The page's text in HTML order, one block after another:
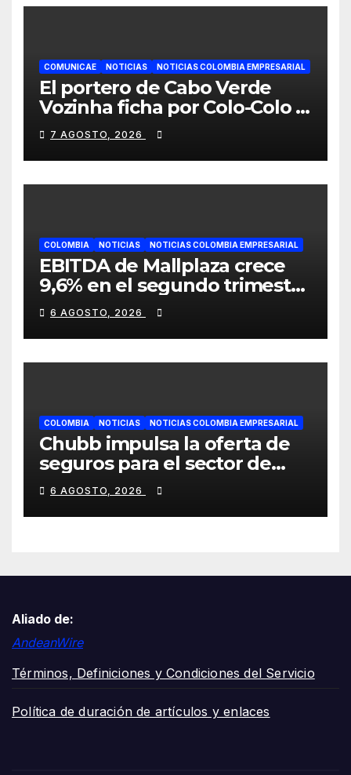
COMUNICAE NOTICIAS NOTICIAS COLOMBIA EMPRESARIAL
El portero de Cabo Verde
Vozinha ficha por Colo-Colo y
JETOUR respalda su nueva
etapa
7 AGOSTO, 2026
COLOMBIA NOTICIAS NOTICIAS COLOMBIA EMPRESARIAL
EBITDA de Mallplaza crece
9,6% en el segundo trimestre
mientras avanza en su plan
de crecimiento en Colombia
6 AGOSTO, 2026
COLOMBIA NOTICIAS NOTICIAS COLOMBIA EMPRESARIAL
Chubb impulsa la oferta de
seguros para el sector de
energías renovables en
América Latina
6 AGOSTO, 2026
Aliado de:
AndeanWire
Términos, Definiciones y Condiciones del Servicio
Política de duración de artículos y enlaces